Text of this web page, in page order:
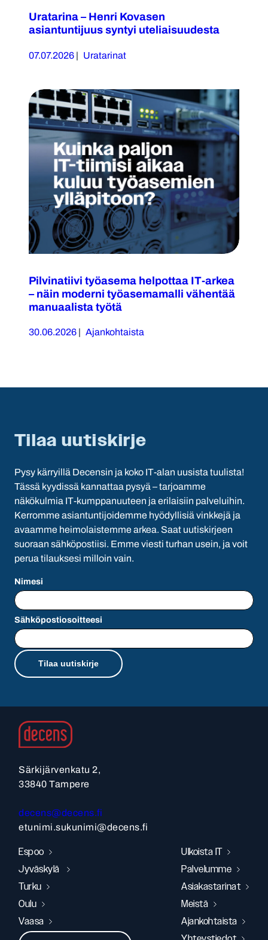
Uratarina – Henri Kovasen
asiantuntijuus syntyi uteliaisuudesta
07.07.2026| Uratarinat
Pilvinatiivi työasema helpottaa IT-arkea
– näin moderni työasemamalli vähentää
manuaalista työtä
30.06.2026| Ajankohtaista
Tilaa uutiskirje
Pysy kärryillä Decensin ja koko IT-alan uusista tuulista!
Tässä kyydissä kannattaa pysyä – tarjoamme
näkökulmia IT-kumppanuuteen ja erilaisiin palveluihin.
Kerromme asiantuntijoidemme hyödyllisiä vinkkejä ja
avaamme heimolaistemme arkea. Saat uutiskirjeen
suoraan sähköpostiisi. Emme viesti turhan usein, ja voit
perua tilauksesi milloin vain.
Nimesi
Sähköpostiosoitteesi
Särkijärvenkatu 2,
33840 Tampere
decens@decens.fi
etunimi.sukunimi@decens.fi
Espoo
Jyväskylä
Turku
Oulu
Vaasa
Ulkoista IT
Palvelumme
Asiakastarinat
Meistä
Ajankohtaista